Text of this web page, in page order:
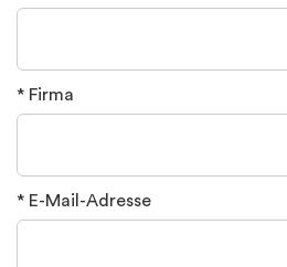
* Firma
* E-Mail-Adresse